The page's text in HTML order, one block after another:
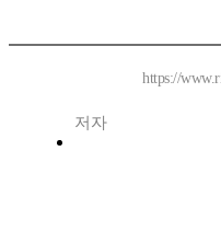
https://
저자